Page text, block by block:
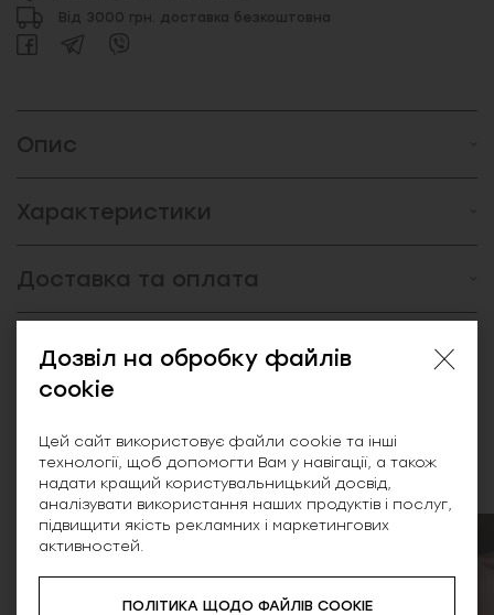
Від 3000 грн. доставка безкоштовна
Опис
Характеристики
Доставка та оплата
Відгуки (0)
Схожі товари
Дозвіл на обробку файлів
cookie
Цей сайт використовує файли cookie та інші
технології, щоб допомогти Вам у навігації, а також
надати кращий користувальницький досвід,
аналізувати використання наших продуктів і послуг,
підвищити якість рекламних і маркетингових
активностей.
ПОЛІТИКА ЩОДО ФАЙЛІВ COOKIE